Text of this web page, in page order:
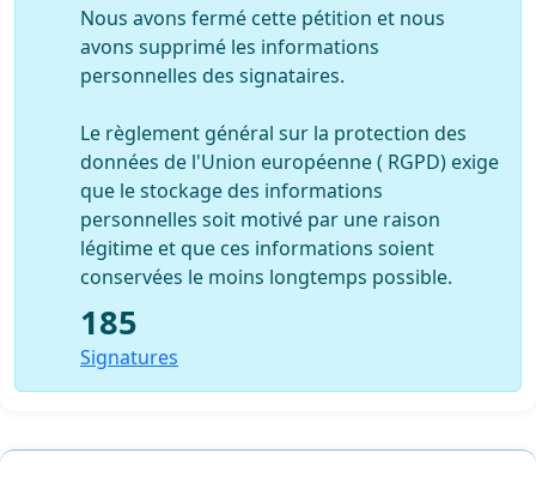
Nous avons fermé cette pétition et nous
avons supprimé les informations
personnelles des signataires.
Le règlement général sur la protection des
données de l'Union européenne ( RGPD) exige
que le stockage des informations
personnelles soit motivé par une raison
légitime et que ces informations soient
conservées le moins longtemps possible.
185
Signatures